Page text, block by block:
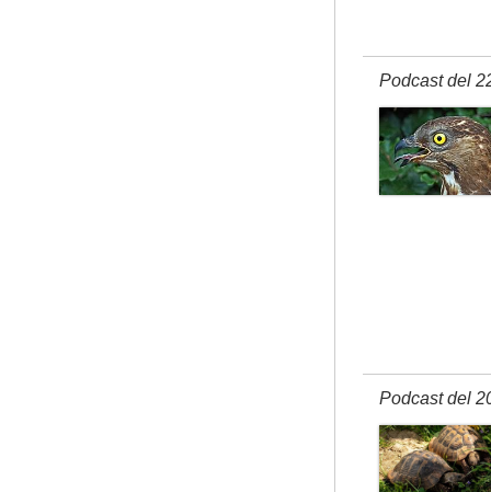
Podcast del
Podcast del